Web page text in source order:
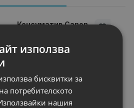
Консуматив Canon
Брой страници
Цвят: Magenta
Статус: Нов
използва
бисквитки за
потребителското
нашия